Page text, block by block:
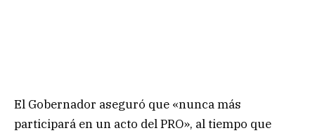
El Gobernador aseguró que «nunca más
participará en un acto del PRO», al tiempo que